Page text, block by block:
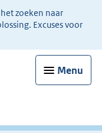
zoeken naar
Excuses voor
Menu